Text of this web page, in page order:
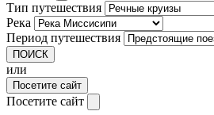
Тип путешествия
Река
Период путешествия
ПОИСК
или
Посетите сайт
Посетите сайт